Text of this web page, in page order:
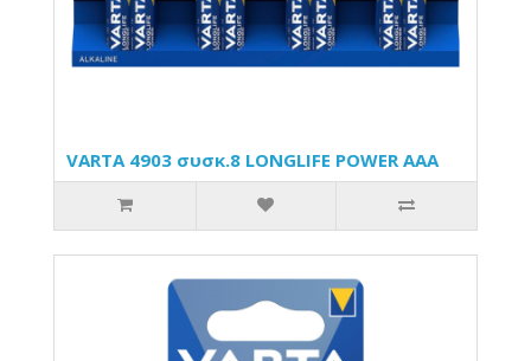
VARTA 4903 συσκ.8 LONGLIFE POWER AAA